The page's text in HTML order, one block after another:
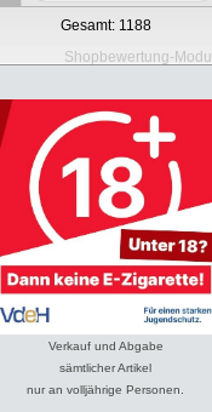
Gesamt: 1188
Shopbewertung-Modul
Verkauf und Abgabe
sämtlicher Artikel
nur an volljährige Personen.